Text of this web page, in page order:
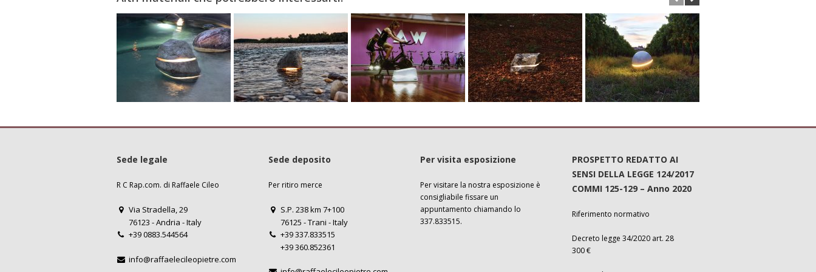
Sede legale
R C Rap.com. di Raffaele Cileo
Via Stradella, 29
76123 - Andria - Italy
+39 0883.544564
info@raffaelecileopietre.com
Sede deposito
Per ritiro merce
S.P. 238 km 7+100
76125 - Trani - Italy
+39 337.833515
+39 360.852361
Per visita esposizione
Per visitare la nostra esposizione è
consigliabile fissare un
appuntamento chiamando lo
337.833515.
PROSPETTO REDATTO AI
SENSI DELLA LEGGE 124/2017
COMMI 125-129 – Anno 2020
Riferimento normativo
Decreto legge 34/2020 art. 28
300 €